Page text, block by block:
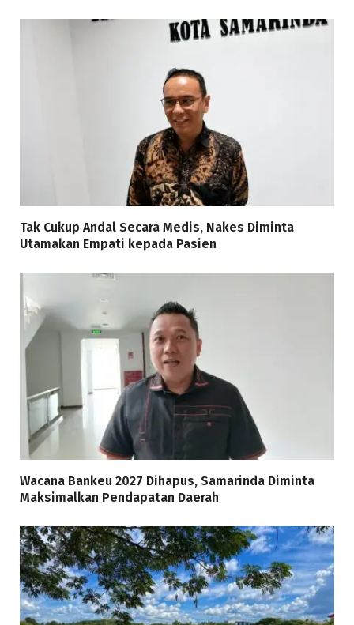
Tak Cukup Andal Secara Medis, Nakes Diminta
Utamakan Empati kepada Pasien
Wacana Bankeu 2027 Dihapus, Samarinda Diminta
Maksimalkan Pendapatan Daerah